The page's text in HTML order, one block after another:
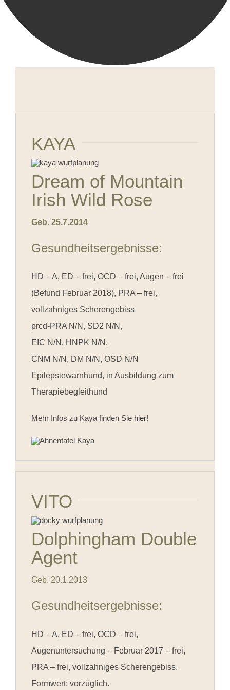
KAYA
Dream of Mountain
Irish Wild Rose
Geb. 25.7.2014
Gesundheitsergebnisse:
HD – A, ED – frei, OCD – frei, Augen – frei
(Befund Februar 2018), PRA – frei,
vollzahniges Scherengebiss
prcd-PRA N/N, SD2 N/N,
EIC N/N, HNPK N/N,
CNM N/N, DM N/N, OSD N/N
Epilepsiewarnhund, in Ausbildung zum
Therapiebegleithund
Mehr Infos zu Kaya finden Sie hier!
VITO
Dolphingham Double
Agent
Geb. 20.1.2013
Gesundheitsergebnisse:
HD – A, ED – frei, OCD – frei,
Augenuntersuchung – Februar 2017 – frei,
PRA – frei, vollzahniges Scherengebiss.
Formwert: vorzüglich.